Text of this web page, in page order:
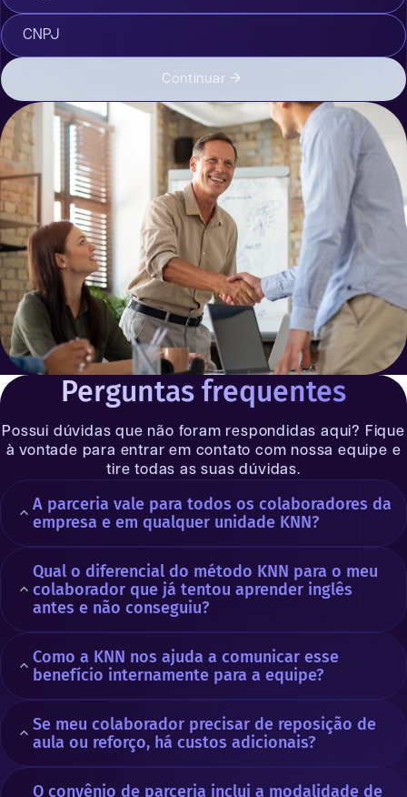
CNPJ
Continuar
Perguntas frequentes
Possui dúvidas que não foram respondidas aqui? Fique
à vontade para entrar em contato com nossa equipe e
tire todas as suas dúvidas.
A parceria vale para todos os colaboradores da
empresa e em qualquer unidade KNN?
Qual o diferencial do método KNN para o meu
colaborador que já tentou aprender inglês
antes e não conseguiu?
Como a KNN nos ajuda a comunicar esse
benefício internamente para a equipe?
Se meu colaborador precisar de reposição de
aula ou reforço, há custos adicionais?
O convênio de parceria inclui a modalidade de